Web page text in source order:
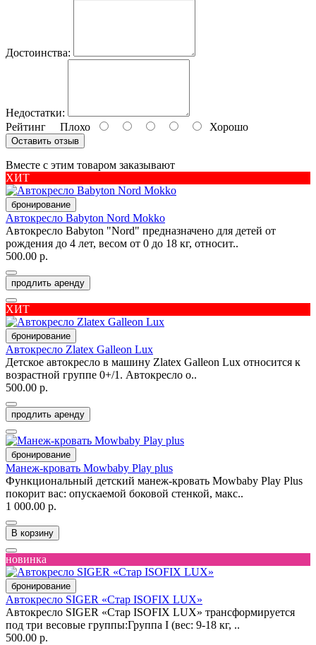
Достоинства:
Недостатки:
Рейтинг Плохо Хорошо
Оставить отзыв
Вместе с этим товаром заказывают
ХИТ
бронирование
Автокресло Babyton Nord Mokko
Автокресло Babyton "Nord" предназначено для детей от
рождения до 4 лет, весом от 0 до 18 кг, относит..
500.00 р.
продлить аренду
ХИТ
бронирование
Автокресло Zlatex Galleon Lux
Детское автокресло в машину Zlatex Galleon Lux относится к
возрастной группе 0+/1. Автокресло о..
500.00 р.
продлить аренду
бронирование
Манеж-кровать Mowbaby Play plus
Функциональный детский манеж-кровать Mowbaby Play Plus
покорит вас: опускаемой боковой стенкой, макс..
1 000.00 р.
В корзину
новинка
бронирование
Автокресло SIGER «Стар ISOFIX LUX»
Автокресло SIGER «Стар ISOFIX LUX» трансформируется
под три весовые группы:Группа I (вес: 9-18 кг, ..
500.00 р.